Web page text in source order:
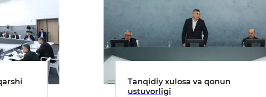
Tanqidiy xulosa va qonun
ustuvorligi